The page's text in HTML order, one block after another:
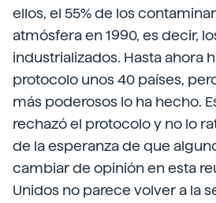
ellos, el 55% de los
atmósfera en 1990, es decir,
industrializados. Hasta ahora
protocolo unos 40 países,
más poderosos lo ha hecho.
rechazó el protocolo y no lo
de la esperanza de que
cambiar de opinión en esta
Unidos no parece volver a la